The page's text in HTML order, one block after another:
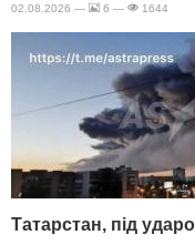
02.08.2026 — 6 — 1644
Татарстан, під